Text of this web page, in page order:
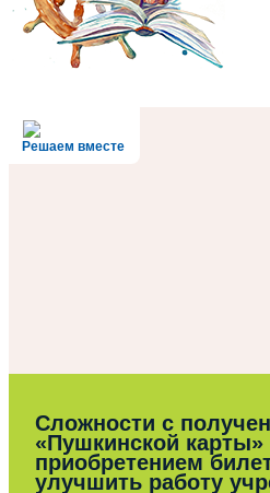
Решаем вместе
Сложности с
«Пушкинской карты»
приобретением
улучшить работу